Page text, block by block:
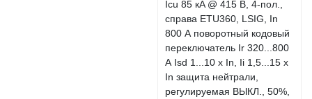
Icu 85 кA @ 415 В, 4-пол.,
справа ETU360, LSIG, In
800 А поворотный кодовый
переключатель Ir 320...800
А Isd 1...10 x In, Ii 1,5...15 x
In защита нейтрали,
регулируемая ВЫКЛ., 50%,